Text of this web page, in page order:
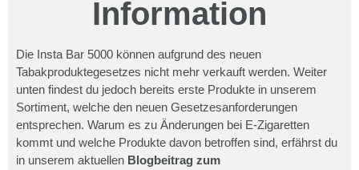
Information
Die Insta Bar 5000 können aufgrund des neuen
Tabakproduktegesetzes nicht mehr verkauft werden. Weiter
unten findest du jedoch bereits erste Produkte in unserem
Sortiment, welche den neuen Gesetzesanforderungen
entsprechen. Warum es zu Änderungen bei E-Zigaretten
kommt und welche Produkte davon betroffen sind, erfährst du
in unserem aktuellen Blogbeitrag zum